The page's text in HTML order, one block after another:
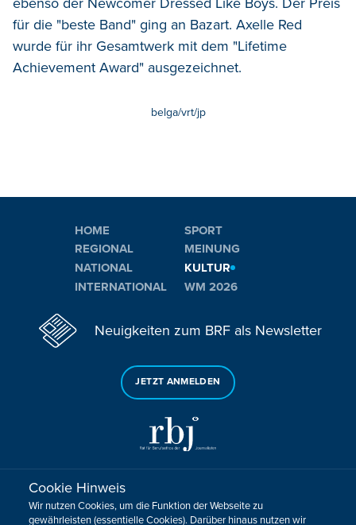
für die "beste Band" ging an Bazart. Axelle Red
wurde für ihr Gesamtwerk mit dem "Lifetime
Achievement Award" ausgezeichnet.
belga/vrt/jp
HOME
REGIONAL
NATIONAL
INTERNATIONAL
SPORT
MEINUNG
KULTUR
WM 2026
Neuigkeiten zum BRF als Newsletter
JETZT ANMELDEN
Sie haben noch Fragen oder Anmerkungen?
Cookie Hinweis
Wir nutzen Cookies, um die Funktion der Webseite zu
gewährleisten (essentielle Cookies). Darüber hinaus nutzen wir